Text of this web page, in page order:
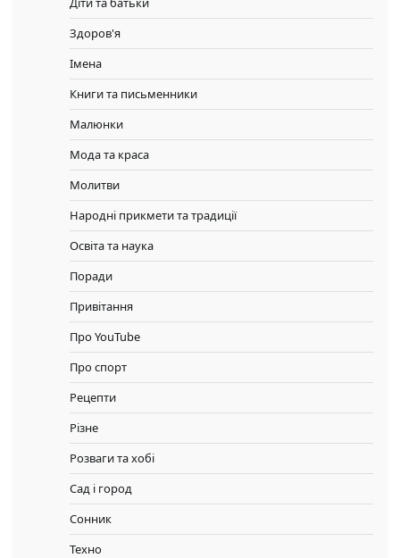
Здоров'я
Імена
Книги та письменники
Малюнки
Мода та краса
Молитви
Народні прикмети та традиції
Освіта та наука
Поради
Привітання
Про YouTube
Про спорт
Рецепти
Різне
Розваги та хобі
Сад і город
Сонник
Техно